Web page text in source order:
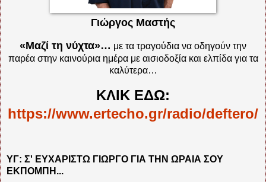
Γιώργος Μαστής
«Μαζί τη νύχτα»… με τα τραγούδια να οδηγούν την
παρέα στην καινούρια ημέρα με αισιοδοξία και ελπίδα για τα
καλύτερα…
ΚΛΙΚ ΕΔΩ:
https://www.ertecho.gr/radio/deftero/
ΥΓ: Σ' ΕΥΧΑΡΙΣΤΩ ΓΙΩΡΓΟ ΓΙΑ ΤΗΝ ΩΡΑΙΑ ΣΟΥ
ΕΚΠΟΜΠΗ...